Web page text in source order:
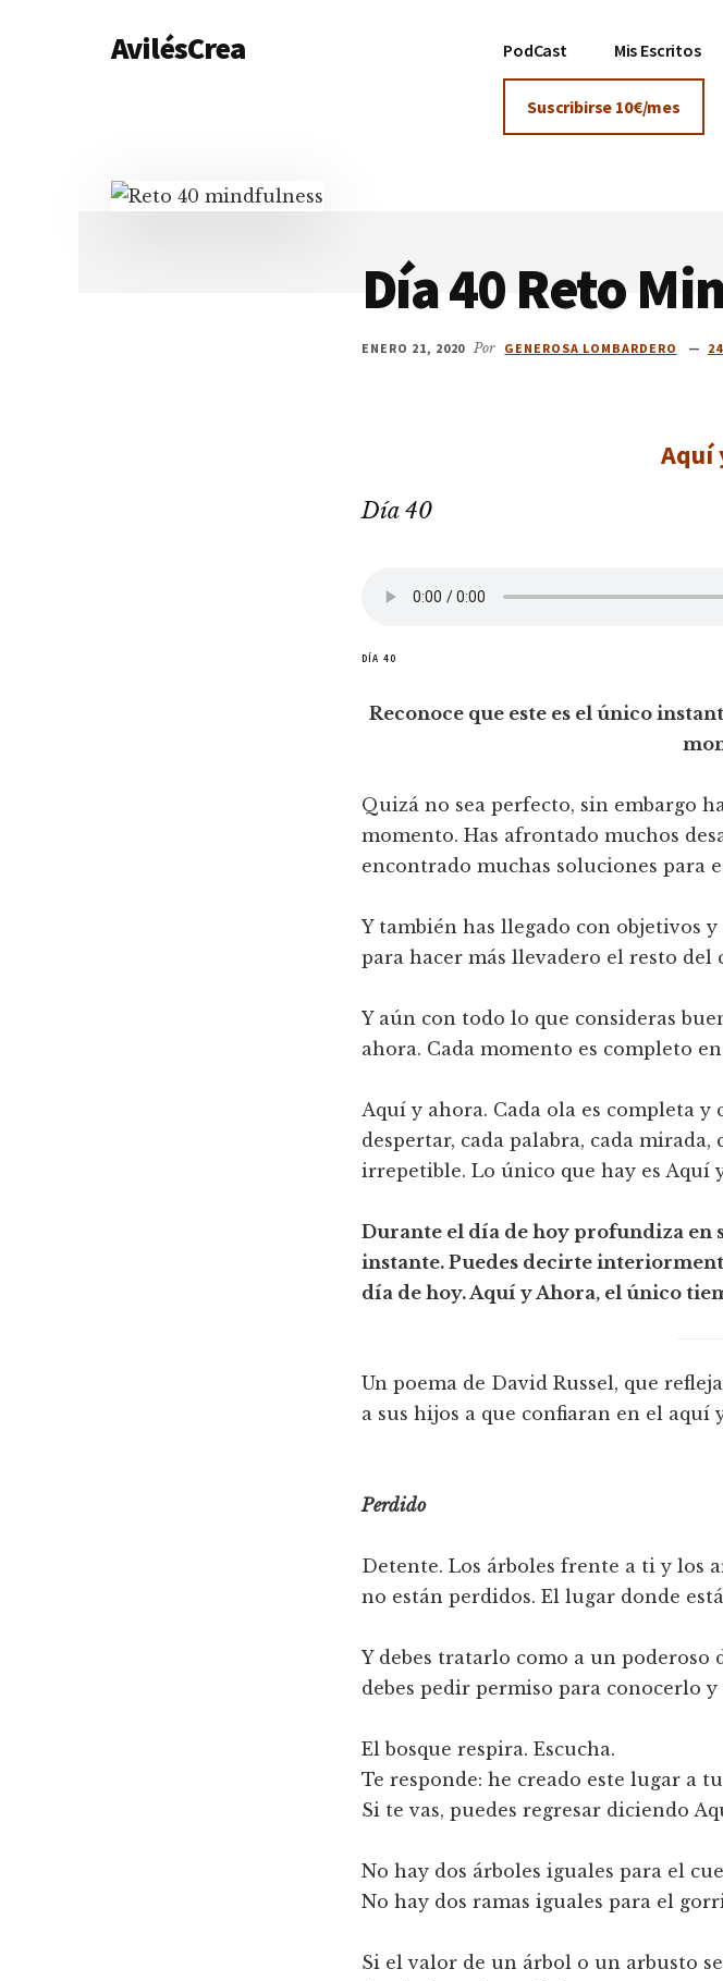
Additional
menuAvilésCrea
impartiendo
PodCast Mis Escritos
Suscribirse 10€/mes
Día 40 Reto
ENERO 21, 2020 Por GENEROSA LOMBARDERO
Aquí
Día 40
DÍA 40
Reconoce que este es el único
Quizá no sea perfecto, sin embargo
momento. Has afrontado muchos
encontrado muchas soluciones para
Y también has llegado con objetivos
para hacer más llevadero el resto del
Y aún con todo lo que consideras
ahora. Cada momento es completo
Aquí y ahora. Cada ola es completa y
despertar, cada palabra, cada mirada,
irrepetible. Lo único que hay es Aquí
Durante el día de hoy profundiza en
instante. Puedes decirte
día de hoy. Aquí y Ahora, el único
Un poema de David Russel, que
a sus hijos a que confiaran en el aquí
Perdido
Detente. Los árboles frente a ti y los
no están perdidos. El lugar donde
Y debes tratarlo como a un poderoso
debes pedir permiso para conocerlo y
El bosque respira. Escucha.
Te responde: he creado este lugar a
Si te vas, puedes regresar diciendo
No hay dos árboles iguales para el
No hay dos ramas iguales para el
Si el valor de un árbol o un arbusto